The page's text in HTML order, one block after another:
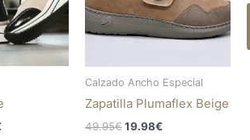
opciones
se
pueden
elegir
página
Calzado Ancho Especial
Zapatilla Plumaflex Beige
49.95€ 19.98€
se